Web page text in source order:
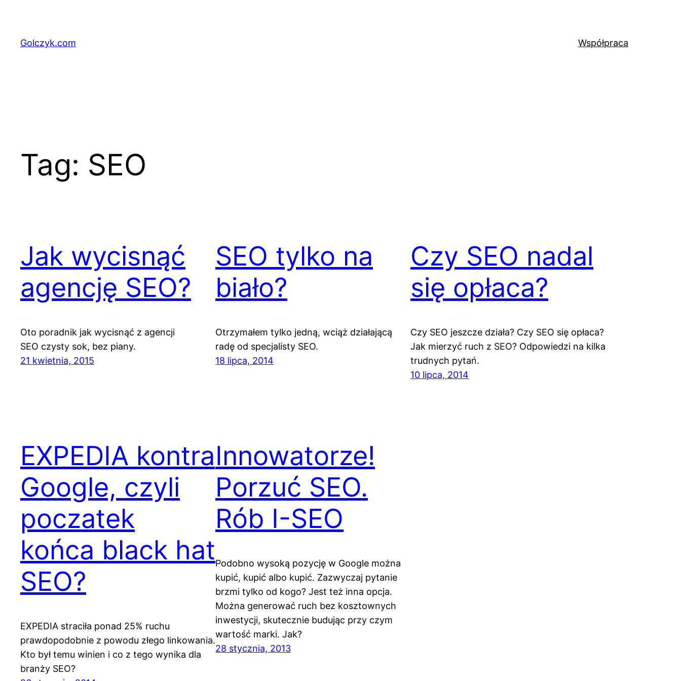
treściGolczyk.com Współpraca
Tag: SEO
Jak wycisnąć
agencję SEO?
Oto poradnik jak wycisnąć z agencji
SEO czysty sok, bez piany.
21 kwietnia, 2015
SEO tylko na
biało?
Otrzymałem tylko jedną, wciąż działającą
radę od specjalisty SEO.
18 lipca, 2014
Czy SEO nadal
się opłaca?
Czy SEO jeszcze działa? Czy SEO się opłaca?
Jak mierzyć ruch z SEO? Odpowiedzi na kilka
trudnych pytań.
10 lipca, 2014
EXPEDIA kontra
Google, czyli
poczatek
końca black hat
SEO?
EXPEDIA straciła ponad 25% ruchu
prawdopodobnie z powodu złego linkowania.
Kto był temu winien i co z tego wynika dla
branży SEO?
Innowatorze!
Porzuć SEO.
Rób I-SEO
Podobno wysoką pozycję w Google można
kupić, kupić albo kupić. Zazwyczaj pytanie
brzmi tylko od kogo? Jest też inna opcja.
Można generować ruch bez kosztownych
inwestycji, skutecznie budując przy czym
wartość marki. Jak?
28 stycznia, 2013